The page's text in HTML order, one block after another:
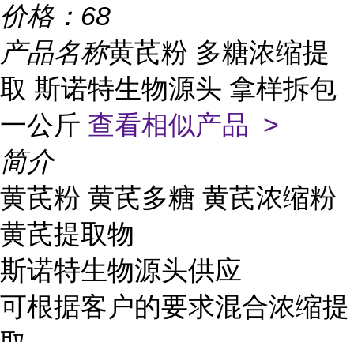
价格： 68
产品名称黄芪粉 多糖浓缩提
取 斯诺特生物源头 拿样拆包
一公斤 查看相似产品 >
简介
黄芪粉 黄芪多糖 黄芪浓缩粉
黄芪提取物
斯诺特生物源头供应
可根据客户的要求混合浓缩提